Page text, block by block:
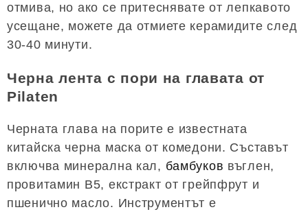
отмива, но ако се притеснявате от лепкавото
усещане, можете да отмиете керамидите след
30-40 минути.
Черна лента с пори на главата от
Pilaten
Черната глава на порите е известната
китайска черна маска от комедони. Съставът
включва минерална кал, бамбуков въглен,
провитамин B5, екстракт от грейпфрут и
пшенично масло. Инструментът е